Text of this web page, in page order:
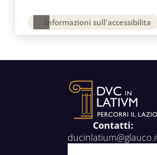
Informazioni sull'accessibilita
Contatti: